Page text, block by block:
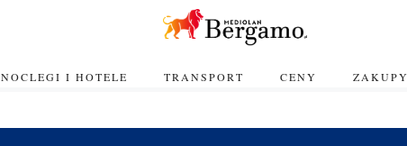
NOCLEGI I HOTELE TRANSPORT CENY ZAKUPY